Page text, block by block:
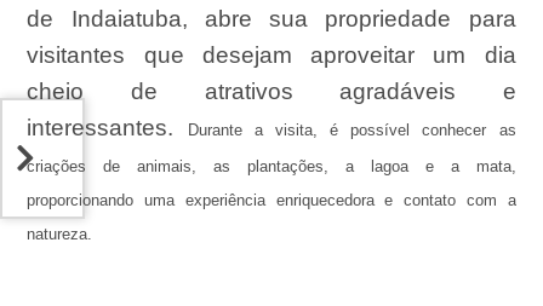
de Indaiatuba, abre sua propriedade para
visitantes que desejam aproveitar um dia
cheio de atrativos agradáveis e
interessantes.
Durante a visita, é possível conhecer as
criações de animais, as plantações, a lagoa e a mata,
proporcionando uma experiência enriquecedora e contato com a
natureza.